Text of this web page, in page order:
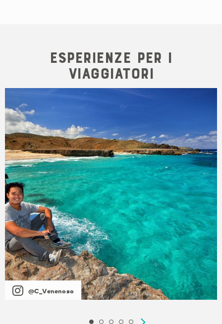
Esperienze per i
viaggiatori
@C_Venenoso